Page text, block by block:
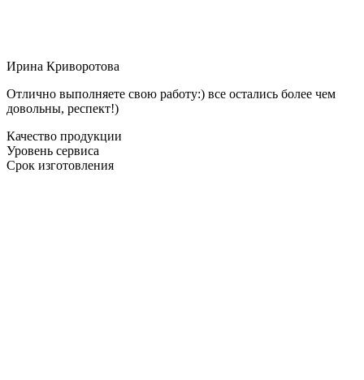
Ирина Криворотова
Отлично выполняете свою работу:) все остались более чем
довольны, респект!)
Качество продукции
Уровень сервиса
Срок изготовления